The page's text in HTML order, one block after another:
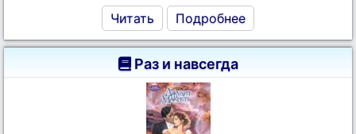
Читать Подробнее
Раз и навсегда